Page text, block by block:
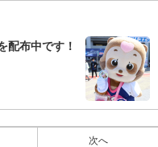
配布中です！
次へ